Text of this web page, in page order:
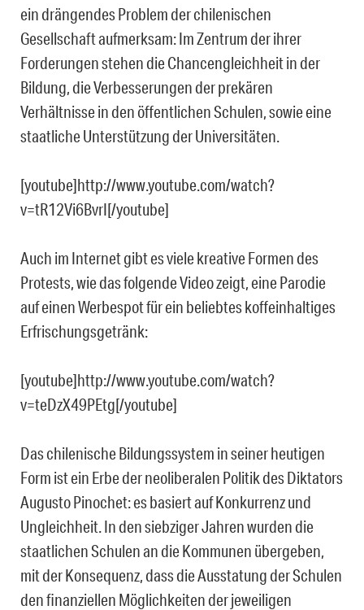
ein drängendes Problem der chilenischen
Gesellschaft aufmerksam: Im Zentrum der ihrer
Forderungen stehen die Chancengleichheit in der
Bildung, die Verbesserungen der prekären
Verhältnisse in den öffentlichen Schulen, sowie eine
staatliche Unterstützung der Universitäten.
[youtube]http://www.youtube.com/watch?
v=tR12Vi6BvrI[/youtube]
Auch im Internet gibt es viele kreative Formen des
Protests, wie das folgende Video zeigt, eine Parodie
auf einen Werbespot für ein beliebtes koffeinhaltiges
Erfrischungsgetränk:
[youtube]http://www.youtube.com/watch?
v=teDzX49PEtg[/youtube]
Das chilenische Bildungssystem in seiner heutigen
Form ist ein Erbe der neoliberalen Politik des Diktators
Augusto Pinochet: es basiert auf Konkurrenz und
Ungleichheit. In den siebziger Jahren wurden die
staatlichen Schulen an die Kommunen übergeben,
mit der Konsequenz, dass die Ausstatung der Schulen
den finanziellen Möglichkeiten der jeweiligen